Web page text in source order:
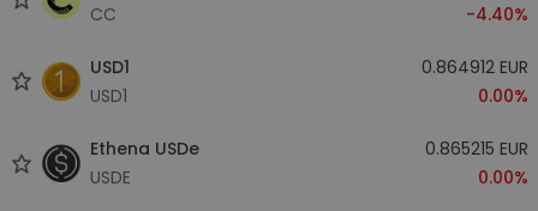
CC
-4.40%
USD1
USD1
0.864912 EUR
0.00%
Ethena USDe
USDE
0.865215 EUR
0.00%